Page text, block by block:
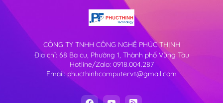
CÔNG TY TNHH CÔNG NGHỆ PHÚC THỊNH
Địa chỉ: 68 Ba cu, Phường 1, Thành phố Vũng Tàu
Hotline/Zalo: 0918.004.287
Email: phucthinhcomputervt@gmail.com